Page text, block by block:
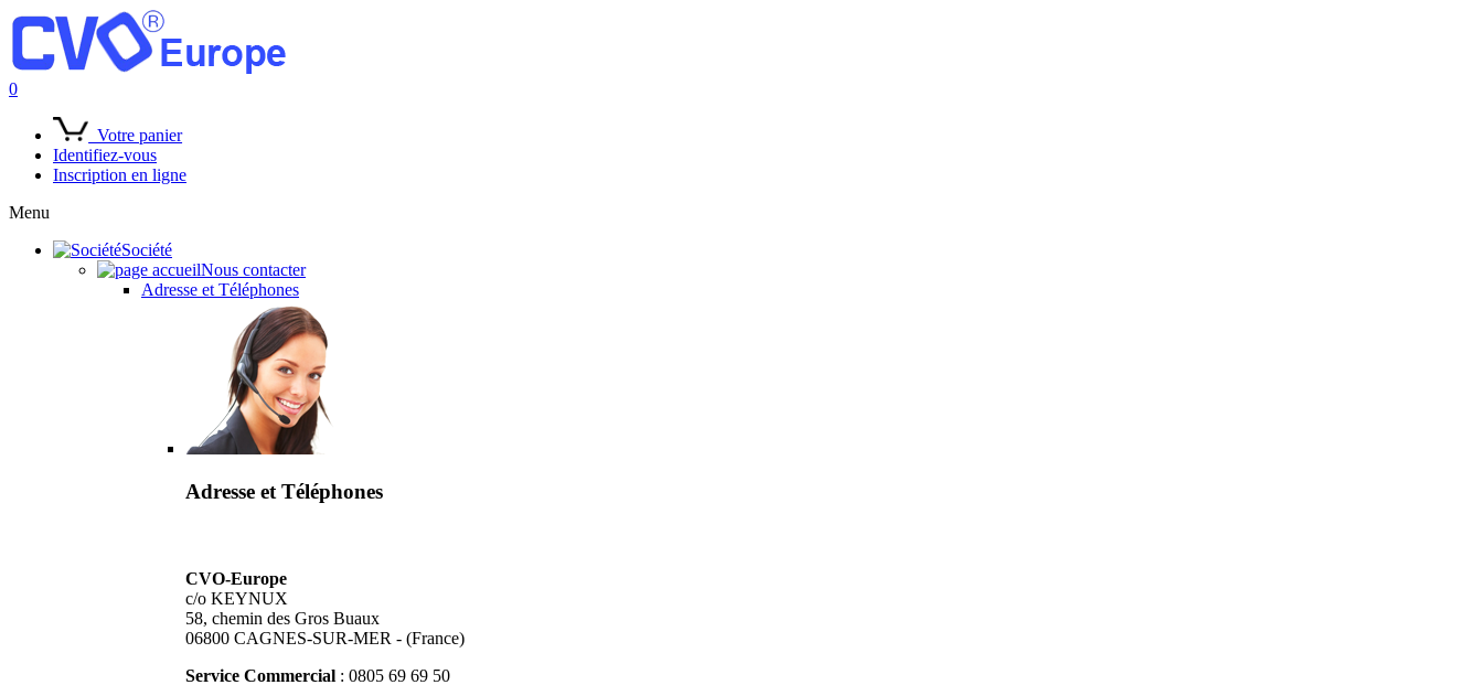
0
Votre panier
Identifiez-vous
Inscription en ligne
Menu
Société
Nous contacter
Adresse et Téléphones
Adresse et Téléphones
CVO-Europe
c/o KEYNUX
58, chemin des Gros Buaux
06800 CAGNES-SUR-MER - (France)
Service Commercial : 0805 69 69 50